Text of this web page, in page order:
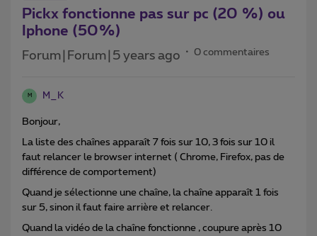
Pickx fonctionne pas sur pc (20 %) ou
Iphone (50%)
Forum|Forum|5 years ago 0 commentaires
M M_K
Bonjour,
La liste des chaînes apparaît 7 fois sur 10, 3 fois sur 10 il
faut relancer le browser internet ( Chrome, Firefox, pas de
différence de comportement)
Quand je sélectionne une chaîne, la chaîne apparaît 1 fois
sur 5, sinon il faut faire arrière et relancer.
Quand la vidéo de la chaîne fonctionne , coupure après 10